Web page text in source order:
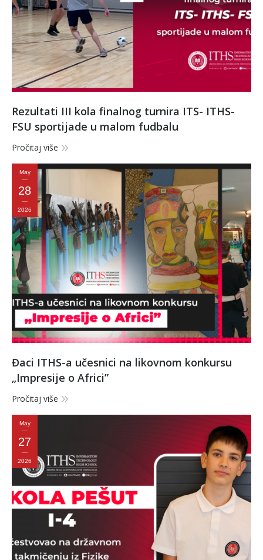
Rezultati III kola finalnog turnira ITS- ITHS-
FSU sportijade u malom fudbalu
Pročitaj više
May
28
2026
Đaci ITHS-a učesnici na likovnom konkursu
„Impresije o Africi”
Pročitaj više
May
27
2026